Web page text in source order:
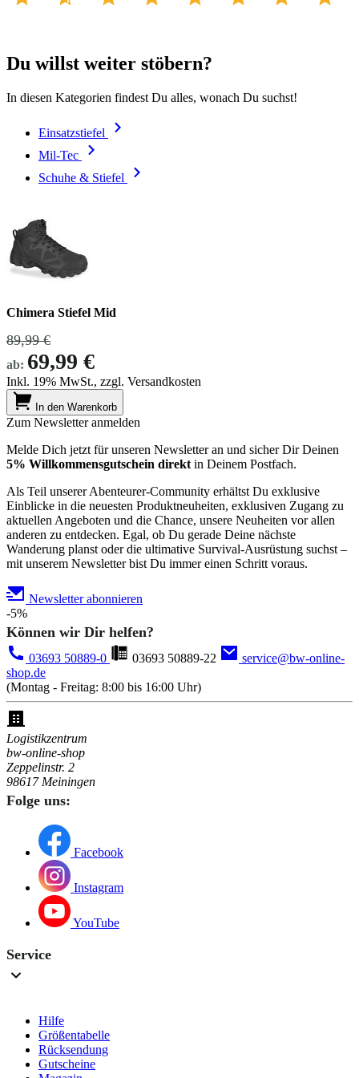
Du willst weiter stöbern?
In diesen Kategorien findest Du alles, wonach Du suchst!
Einsatzstiefel
Mil-Tec
Schuhe & Stiefel
Chimera Stiefel Mid
89,99 €
ab: 69,99 €
Inkl. 19% MwSt., zzgl. Versandkosten
In den Warenkorb
Zum Newsletter anmelden
Melde Dich jetzt für unseren Newsletter an und sicher Dir Deinen
5% Willkommensgutschein direkt in Deinem Postfach.
Als Teil unserer Abenteurer-Community erhältst Du exklusive
Einblicke in die neuesten Produktneuheiten, exklusiven Zugang zu
aktuellen Angeboten und die Chance, unsere Neuheiten vor allen
anderen zu entdecken. Egal, ob Du gerade Deine nächste
Wanderung planst oder die ultimative Survival-Ausrüstung suchst –
mit unserem Newsletter bist Du immer einen Schritt voraus.
Newsletter abonnieren
-5%
Können wir Dir helfen?
03693 50889-0 03693 50889-22
service@bw-online-
shop.de
(Montag - Freitag: 8:00 bis 16:00 Uhr)
Logistikzentrum
bw-online-shop
Zeppelinstr. 2
98617 Meiningen
Folge uns:
Facebook
Instagram
YouTube
Service
Hilfe
Größentabelle
Rücksendung
Gutscheine